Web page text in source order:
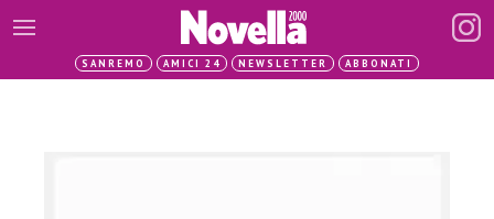
SANREMO AMICI 24 NEWSLETTER ABBONATI